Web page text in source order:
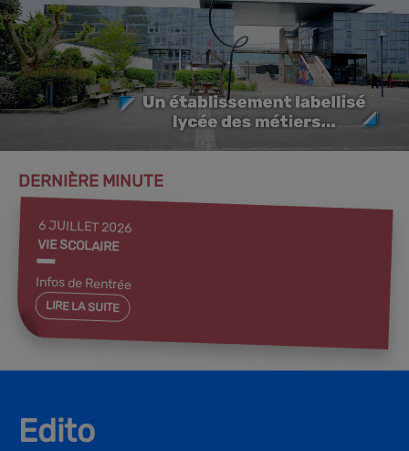
DERNIÈRE MINUTE
6 JUILLET 2026
VIE SCOLAIRE
Infos de Rentrée
LIRE LA SUITE
Edito